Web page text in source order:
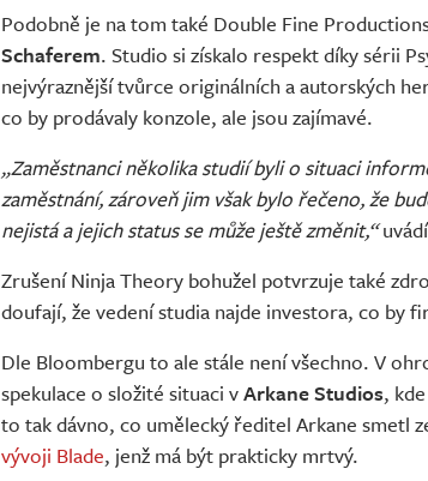
Podobně je na tom také Double Fine
Schaferem. Studio si získalo respekt díky sérii
nejvýraznější tvůrce originálních a autorských
co by prodávaly konzole, ale jsou zajímavé.
„Zaměstnanci několika studií byli o situaci
zaměstnání, zároveň jim však bylo řečeno, že
nejistá a jejich status se může ještě změnit,“
Zrušení Ninja Theory bohužel potvrzuje také
doufají, že vedení studia najde investora, co by
Dle Bloombergu to ale stále není všechno. V
spekulace o složité situaci vArkane Studios,
to tak dávno, co umělecký ředitel Arkane smetl
vývoji Blade, jenž má být prakticky mrtvý.